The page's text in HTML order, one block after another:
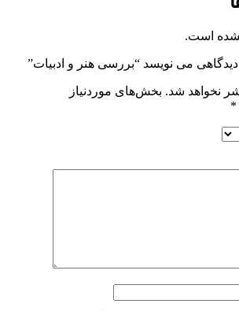
است.
می نویسد “بررسی هنر و ادبیات”
نخواهد شد. بخش‌های موردنیاز
*